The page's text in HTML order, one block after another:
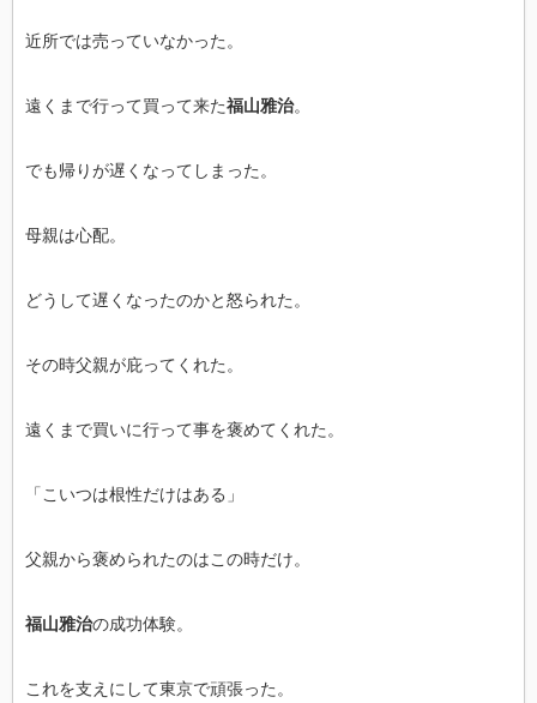
近所では売っていなかった。
遠くまで行って買って来た福山雅治。
でも帰りが遅くなってしまった。
母親は心配。
どうして遅くなったのかと怒られた。
その時父親が庇ってくれた。
遠くまで買いに行って事を褒めてくれた。
「こいつは根性だけはある」
父親から褒められたのはこの時だけ。
福山雅治の成功体験。
これを支えにして東京で頑張った。